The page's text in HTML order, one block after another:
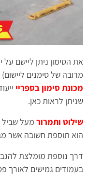
את הסימון ניתן ליישם על
מרובה של סימנים
מכונת סימון בספריי
שניתן לראות כאן.
שילוט ותמרור מעל שביל
הוא תוספת חשובה אשר
דרך נוספת מומלצת
בעמודים גמישים לאורך